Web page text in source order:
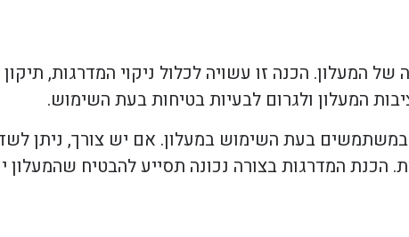
הכנה זו עשויה לכלול ניקוי המדרגות, תיקון
המעלון ולגרום לבעיות בטיחות בעת השימוש.
במשתמשים בעת השימוש במעלון. אם יש צורך, ניתן
המדרגות בצורה נכונה תסייע להבטיח שהמעלון